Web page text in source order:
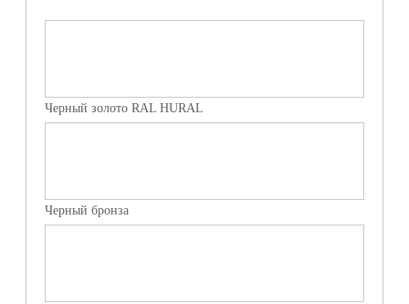
Черный золото RAL HURAL
Черный бронза